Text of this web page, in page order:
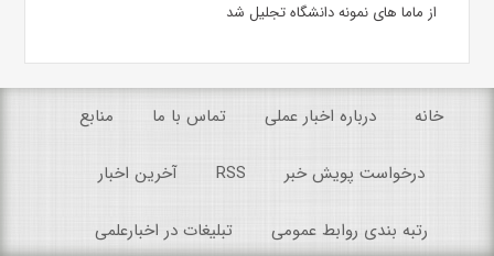
از ماما های نمونه دانشگاه تجلیل شد
خانه درباره اخبار عملی تماس با ما منابع
درخواست پویش خبر RSS آخرین اخبار
رتبه بندی روابط عمومی تبلیغات در اخبارعلمی